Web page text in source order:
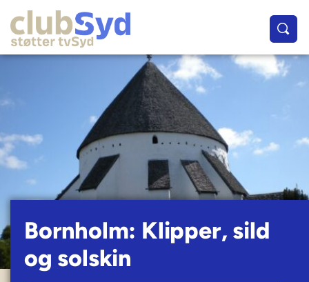
Bornholm: Klipper, sild
og solskin